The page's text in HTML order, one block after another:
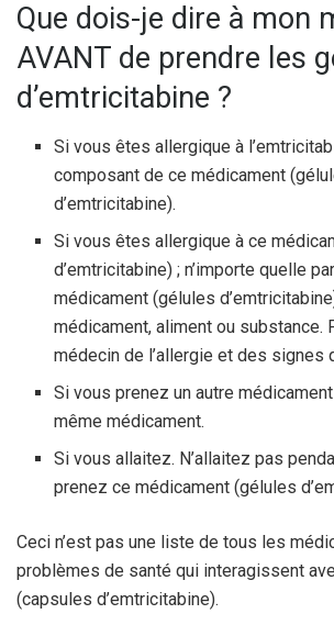
Que dois-je dire à mon
AVANT de prendre les
d’emtricitabine ?
Si vous êtes allergique à
composant de ce médicament
d’emtricitabine).
Si vous êtes allergique à ce
d’emtricitabine) ; n’importe quelle
médicament (gélules
médicament, aliment ou substance.
médecin de l’allergie et des signes
Si vous prenez un autre
même médicament.
Si vous allaitez. N’allaitez pas
prenez ce médicament (gélules
Ceci n’est pas une liste de tous les
problèmes de santé qui interagissent
(capsules d’emtricitabine).